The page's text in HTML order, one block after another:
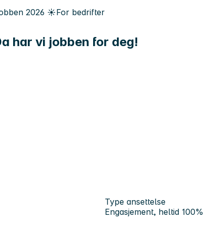
2026 ☀️For bedrifter
har vi jobben for deg!
Type ansettelse
Engasjement, heltid 100%